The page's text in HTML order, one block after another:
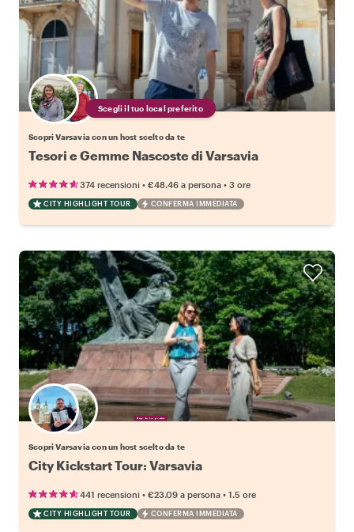
Scegli il tuo local preferito
Scopri Varsavia con un host scelto da te
Tesori e Gemme Nascoste di Varsavia
374 recensioni • €48.46 a persona • 3 ore
CITY HIGHLIGHT TOUR CONFERMA IMMEDIATA
Scegli il tuo local preferito
Scopri Varsavia con un host scelto da te
City Kickstart Tour: Varsavia
441 recensioni • €23.09 a persona • 1.5 ore
CITY HIGHLIGHT TOUR CONFERMA IMMEDIATA